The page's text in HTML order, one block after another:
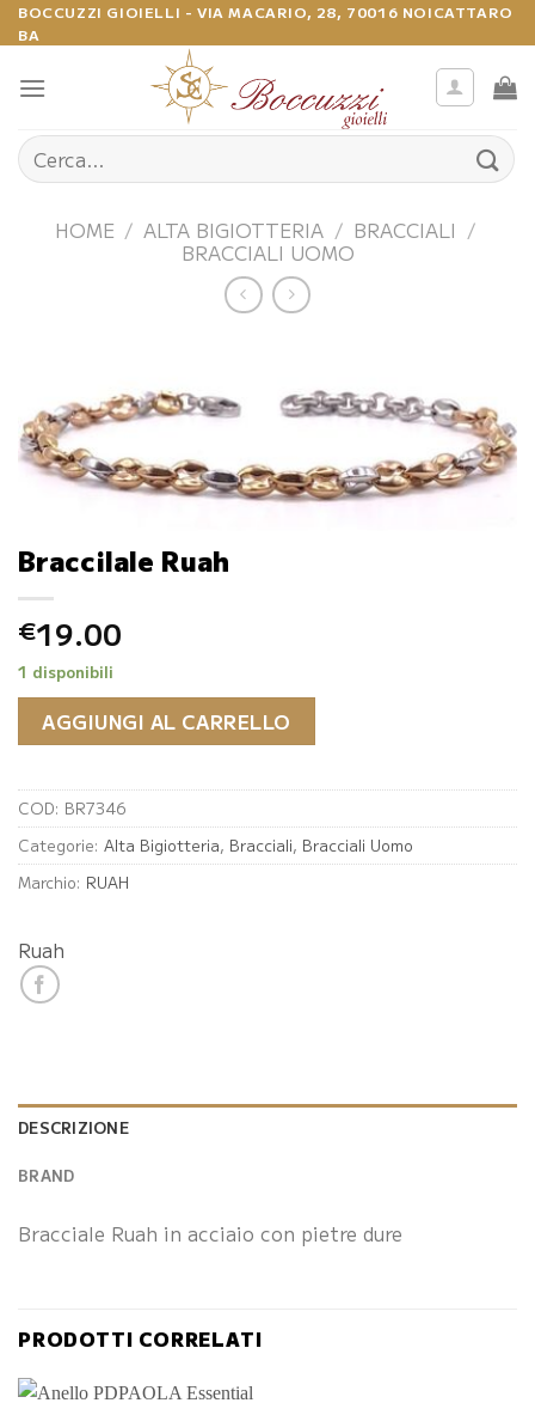
Salta
ai
contenuti
BOCCUZZI GIOIELLI - VIA MACARIO, 28, 70016 NOICATTARO
BA
Cerca:
HOME / ALTA BIGIOTTERIA / BRACCIALI /
BRACCIALI UOMO
Braccilale Ruah
€19.00
1 disponibili
AGGIUNGI AL CARRELLO
COD: BR7346
Categorie: Alta Bigiotteria, Bracciali, Bracciali Uomo
Marchio: RUAH
Ruah
DESCRIZIONE
BRAND
Bracciale Ruah in acciaio con pietre dure
PRODOTTI CORRELATI